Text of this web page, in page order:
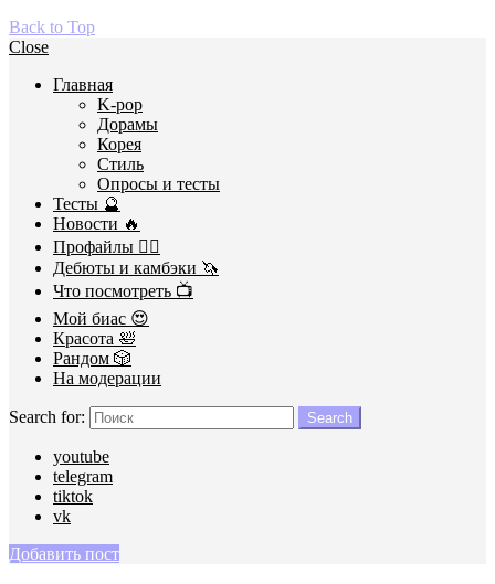
Back to Top
Close
Главная
K-pop
Дорамы
Корея
Стиль
Опросы и тесты
Тесты 🔮
Новости 🔥
Профайлы 🕵️‍♀️
Дебюты и камбэки 🦄
Что посмотреть 📺
Мой биас 😍
Красота 🛀
Рандом 🎲
На модерации
Search for: Search
youtube
telegram
tiktok
vk
Добавить пост